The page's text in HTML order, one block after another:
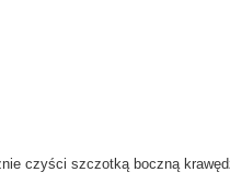
czyści szczotką boczną